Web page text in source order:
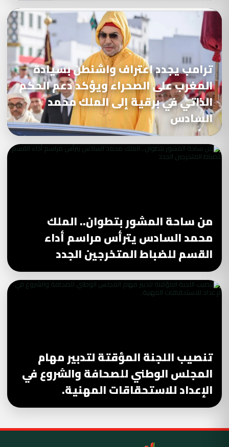
ترامب يجدد اعتراف واشنطن بسيادة
المغرب على الصحراء ويؤكد دعم الحكم
الذاتي في برقية إلى الملك محمد
السادس
من ساحة المشور بتطوان.. الملك
محمد السادس يترأس مراسم أداء
القسم للضباط المتخرجين الجدد
تنصيب اللجنة المؤقتة لتدبير مهام
المجلس الوطني للصحافة والشروع في
الإعداد للاستحقاقات المهنية.